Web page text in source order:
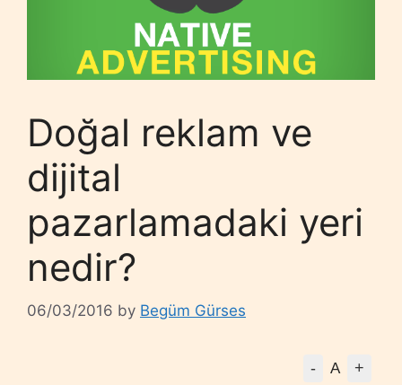
Doğal reklam ve
dijital
pazarlamadaki yeri
nedir?
06/03/2016 by Begüm Gürses
- A +